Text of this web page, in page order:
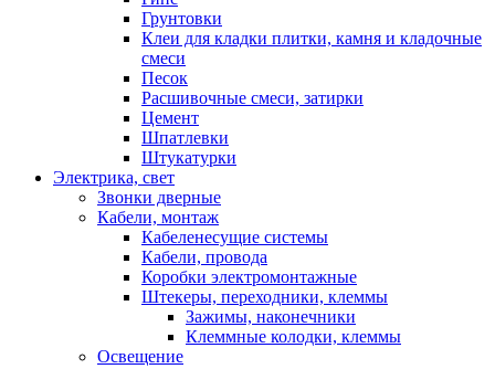
Грунтовки
Клеи для кладки плитки, камня и кладочные
смеси
Песок
Расшивочные смеси, затирки
Цемент
Шпатлевки
Штукатурки
Электрика, свет
Звонки дверные
Кабели, монтаж
Кабеленесущие системы
Кабели, провода
Коробки электромонтажные
Штекеры, переходники, клеммы
Зажимы, наконечники
Клеммные колодки, клеммы
Освещение